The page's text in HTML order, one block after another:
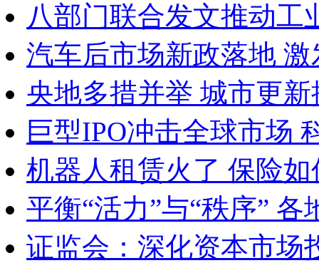
八部门联合发文推动工
汽车后市场新政落地
央地多措并举 城市更新
巨型IPO冲击全球市场
机器人租赁火了 保险
平衡“活力”与“秩序”
证监会：深化资本市场